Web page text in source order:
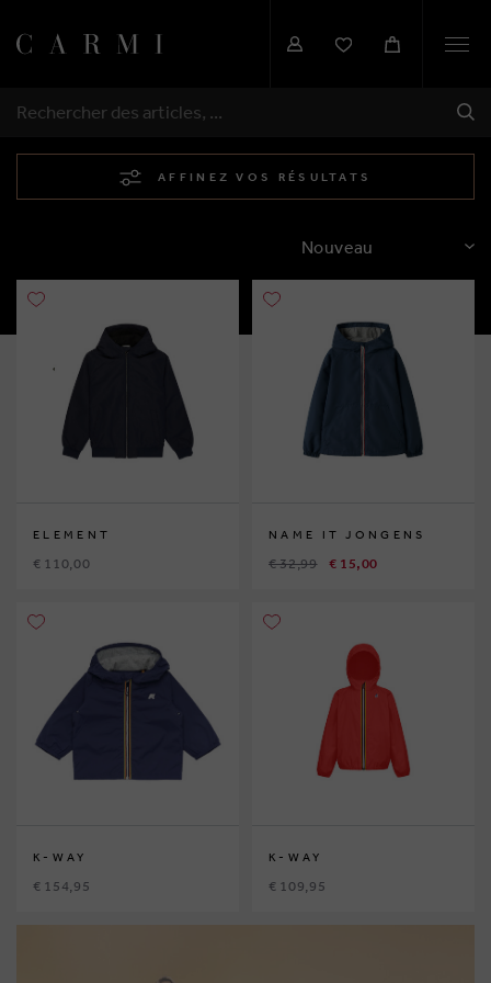
RECHERCHER
AFFINEZ VOS RÉSULTATS
TRIER
ELEMENT
€ 110,00
NAME IT JONGENS
€ 32,99 € 15,00
K-WAY
€ 154,95
K-WAY
€ 109,95